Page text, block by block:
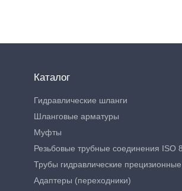
Каталог
Гидравлические шланги
Шланговые арматуры
Муфты
Резьбовые трубные соединения ISO
Трубы гидравлические прецизионные
Адаптеры (переходники)